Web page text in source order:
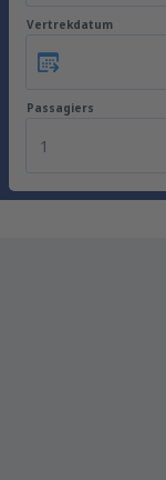
Vertrekdatum
Passagiers
1